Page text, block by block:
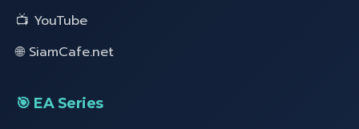
📺 YouTube
🌐 SiamCafe.net
🎯 EA Series